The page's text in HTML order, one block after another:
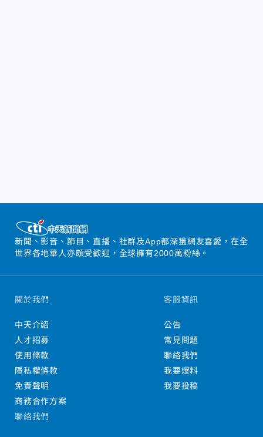
新聞、影音、節目、直播、社群及App都深獲網友喜愛，在全
世界各地華人亦頗受歡迎，全球擁有2000萬粉絲。
關於我們
中天介紹
人才招募
使用條款
隱私權條款
免責聲明
商務合作方案
客服資訊
公告
常見問題
聯絡我們
我要爆料
我要投稿
聯絡我們